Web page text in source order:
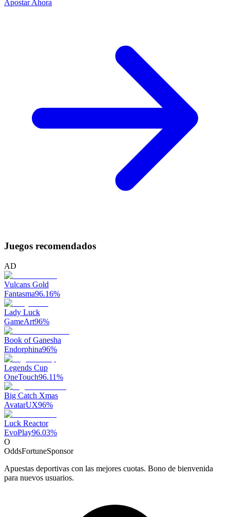
Apostar Ahora
Juegos recomendados
AD
Vulcans Gold
Fantasma96.16%
Lady Luck
GameArt96%
Book of Ganesha
Endorphina96%
Legends Cup
OneTouch96.11%
Big Catch Xmas
AvatarUX96%
Luck Reactor
EvoPlay96.03%
O
OddsFortuneSponsor
Apuestas deportivas con las mejores cuotas. Bono de bienvenida
para nuevos usuarios.